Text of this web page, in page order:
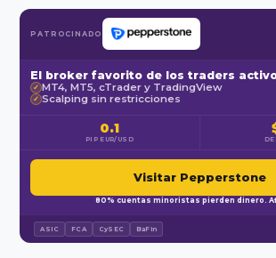
PATROCINADO
El broker favorito de los traders
✓ MT4, MT5, cTrader y TradingView
✓ Scalping sin restricciones
0.1
PIP EUR/USD
Visitar Pepperstone
80% cuentas minoristas pierden dinero.
ASIC FCA CySEC BaFin